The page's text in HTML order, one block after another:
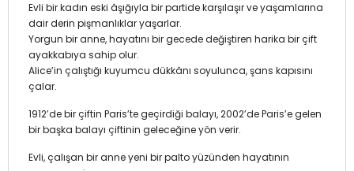
Evli bir kadın eski âşığıyla bir partide karşılaşır ve yaşamlarına
dair derin pişmanlıklar yaşarlar.
Yorgun bir anne, hayatını bir gecede değiştiren harika bir çift
ayakkabıya sahip olur.
Alice’in çalıştığı kuyumcu dükkânı soyulunca, şans kapısını
çalar.
1912’de bir çiftin Paris’te geçirdiği balayı, 2002’de Paris’e gelen
bir başka balayı çiftinin geleceğine yön verir.
Evli, çalışan bir anne yeni bir palto yüzünden hayatının